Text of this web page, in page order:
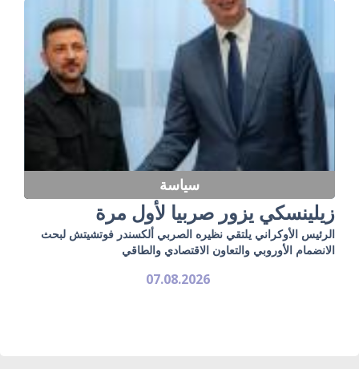
سياسة
زيلينسكي يزور صربيا لأول مرة
الرئيس الأوكراني يلتقي نظيره الصربي ألكسندر فوتشيتش لبحث
الانضمام الأوروبي والتعاون الاقتصادي والطاقي
07.08.2026